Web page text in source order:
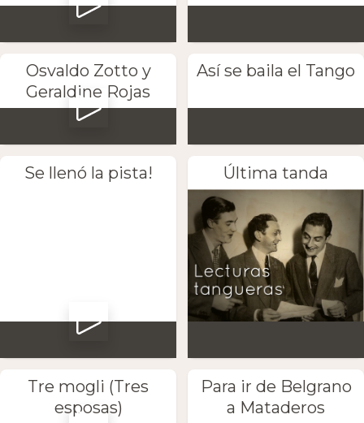
Osvaldo Zotto y
Geraldine Rojas
Así se baila el Tango
Se llenó la pista! Última tanda
Tre mogli (Tres
esposas)
Para ir de Belgrano
a Mataderos